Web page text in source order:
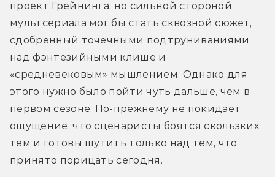
проект Грейнинга, но сильной стороной
мультсериала мог бы стать сквозной сюжет,
сдобренный точечными подтруниваниями
над фэнтезийными клише и
«средневековым» мышлением. Однако для
этого нужно было пойти чуть дальше, чем в
первом сезоне. По-прежнему не покидает
ощущение, что сценаристы боятся скользких
тем и готовы шутить только над тем, что
принято порицать сегодня.